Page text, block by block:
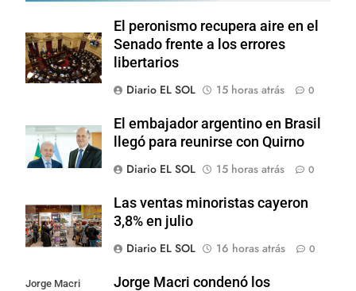
El peronismo recupera aire en el
Senado frente a los errores
libertarios
Diario EL SOL
15 horas atrás 0
El embajador argentino en Brasil
llegó para reunirse con Quirno
Diario EL SOL
15 horas atrás 0
Las ventas minoristas cayeron
3,8% en julio
Diario EL SOL
16 horas atrás 0
Jorge Macri
Jorge Macri condenó los